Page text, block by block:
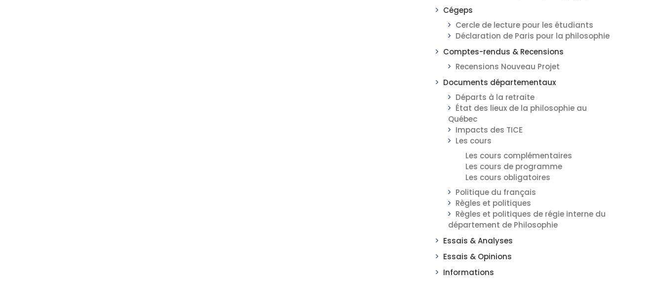
Cégeps
Cercle de lecture pour les étudiants
Déclaration de Paris pour la philosophie
Comptes-rendus & Recensions
Recensions Nouveau Projet
Documents départementaux
Départs à la retraite
État des lieux de la philosophie au
Québec
Impacts des TICE
Les cours
Les cours complémentaires
Les cours de programme
Les cours obligatoires
Politique du français
Règles et politiques
Règles et politiques de régie interne du
département de Philosophie
Essais & Analyses
Essais & Opinions
Informations